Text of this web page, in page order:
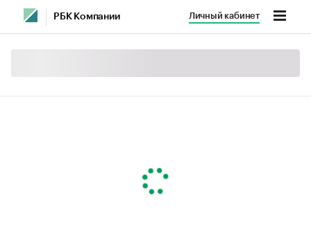
РБК Компании Личный кабинет